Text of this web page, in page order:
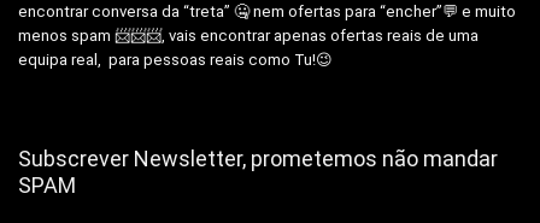
encontrar conversa da “treta” 🤐 nem ofertas para “encher”💬 e muito
menos spam 📨📨📨, vais encontrar apenas ofertas reais de uma
equipa real, para pessoas reais como Tu!😉
Subscrever Newsletter, prometemos não mandar
SPAM